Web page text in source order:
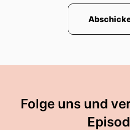
Folge uns und